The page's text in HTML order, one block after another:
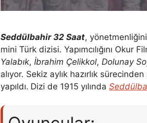
Seddülbahir 32 Saat, yönetmenliğini
mini Türk dizisi. Yapımcılığını Okur
Yalabık, İbrahim Çelikkol, Dolunay
alıyor. Sekiz aylık hazırlık
yapıldı. Dizi de 1915 yılında